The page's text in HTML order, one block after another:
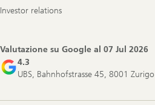
Investor relations
Valutazione su Google al 07 Jul 2026
4.3
UBS, Bahnhofstrasse 45, 8001 Zurigo